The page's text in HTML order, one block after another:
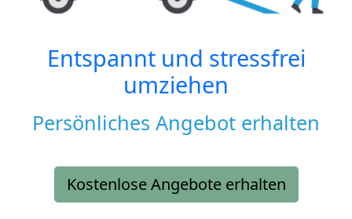
Entspannt und stressfrei
umziehen
Persönliches Angebot erhalten
Kostenlose Angebote erhalten